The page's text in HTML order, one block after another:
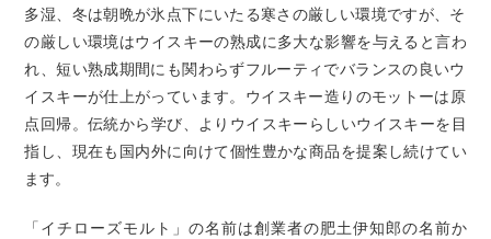
多湿、冬は朝晩が氷点下にいたる寒さの厳しい環境ですが、そ
の厳しい環境はウイスキーの熟成に多大な影響を与えると言わ
れ、短い熟成期間にも関わらずフルーティでバランスの良いウ
イスキーが仕上がっています。ウイスキー造りのモットーは原
点回帰。伝統から学び、よりウイスキーらしいウイスキーを目
指し、現在も国内外に向けて個性豊かな商品を提案し続けてい
ます。
「イチローズモルト」の名前は創業者の肥土伊知郎の名前か